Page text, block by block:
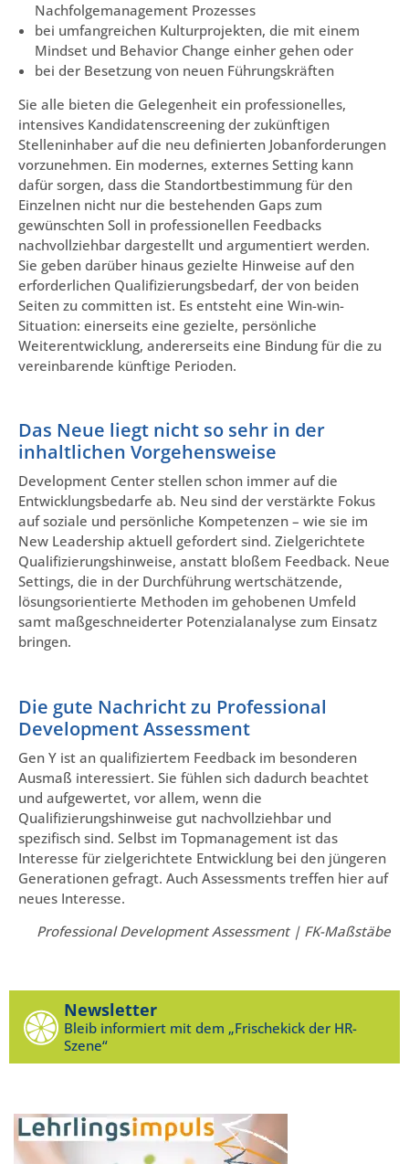
Nachfolgemanagement Prozesses
bei umfangreichen Kulturprojekten, die mit einem
Mindset und Behavior Change einher gehen oder
bei der Besetzung von neuen Führungskräften
Sie alle bieten die Gelegenheit ein professionelles,
intensives Kandidatenscreening der zukünftigen
Stelleninhaber auf die neu definierten Jobanforderungen
vorzunehmen. Ein modernes, externes Setting kann
dafür sorgen, dass die Standortbestimmung für den
Einzelnen nicht nur die bestehenden Gaps zum
gewünschten Soll in professionellen Feedbacks
nachvollziehbar dargestellt und argumentiert werden.
Sie geben darüber hinaus gezielte Hinweise auf den
erforderlichen Qualifizierungsbedarf, der von beiden
Seiten zu committen ist. Es entsteht eine Win-win-
Situation: einerseits eine gezielte, persönliche
Weiterentwicklung, andererseits eine Bindung für die zu
vereinbarende künftige Perioden.
Das Neue liegt nicht so sehr in der
inhaltlichen Vorgehensweise
Development Center stellen schon immer auf die
Entwicklungsbedarfe ab. Neu sind der verstärkte Fokus
auf soziale und persönliche Kompetenzen – wie sie im
New Leadership aktuell gefordert sind. Zielgerichtete
Qualifizierungshinweise, anstatt bloßem Feedback. Neue
Settings, die in der Durchführung wertschätzende,
lösungsorientierte Methoden im gehobenen Umfeld
samt maßgeschneiderter Potenzialanalyse zum Einsatz
bringen.
Die gute Nachricht zu Professional
Development Assessment
Gen Y ist an qualifiziertem Feedback im besonderen
Ausmaß interessiert. Sie fühlen sich dadurch beachtet
und aufgewertet, vor allem, wenn die
Qualifizierungshinweise gut nachvollziehbar und
spezifisch sind. Selbst im Topmanagement ist das
Interesse für zielgerichtete Entwicklung bei den jüngeren
Generationen gefragt. Auch Assessments treffen hier auf
neues Interesse.
Professional Development Assessment | FK-Maßstäbe
Newsletter
Bleib informiert mit dem „Frischekick der HR-
Szene“